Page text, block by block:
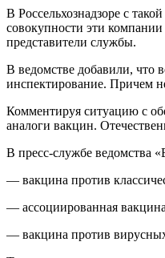
В Россельхознадзоре с
совокупности эти
представители службы.
В ведомстве добавили, что
инспектирование. Причем
Комментируя ситуацию с
аналоги вакцин.
В пресс-службе ведомства
— вакцина против
— ассоциированная
— вакцина против